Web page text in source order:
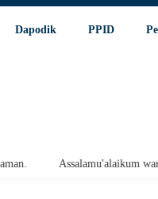
Dapodik PPID
Assalamu'alaikum